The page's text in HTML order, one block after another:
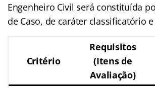
Engenheiro Civil será constituída
de Caso, de caráter classificatório
Critério
Requisitos
(Itens de
Avaliação)